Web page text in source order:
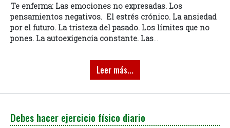
Te enferma: Las emociones no expresadas. Los
pensamientos negativos. El estrés crónico. La ansiedad
por el futuro. La tristeza del pasado. Los límites que no
pones. La autoexigencia constante. Las...
Leer más...
Debes hacer ejercicio físico diario